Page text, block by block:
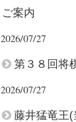
ご案内
2026/07/27
第３８回将
2026/07/27
藤井猛竜王